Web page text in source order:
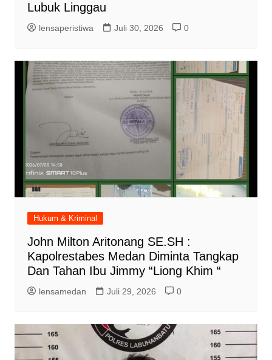
Lubuk Linggau
lensaperistiwa Juli 30, 2026 0
Hukum & Kriminal
John Milton Aritonang SE.SH :
Kapolrestabes Medan Diminta Tangkap
Dan Tahan Ibu Jimmy “Liong Khim “
lensamedan Juli 29, 2026 0